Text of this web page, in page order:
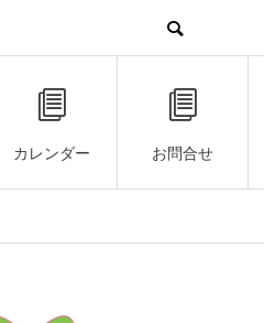
カレンダー お問合せ